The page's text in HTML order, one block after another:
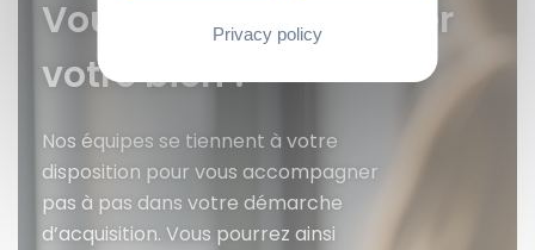
Vous voulez faire gérer
votre bien ?
Nos équipes se tiennent à votre
disposition pour vous accompagner
pas à pas dans votre démarche
d’acquisition. Vous pourrez ainsi
Privacy policy